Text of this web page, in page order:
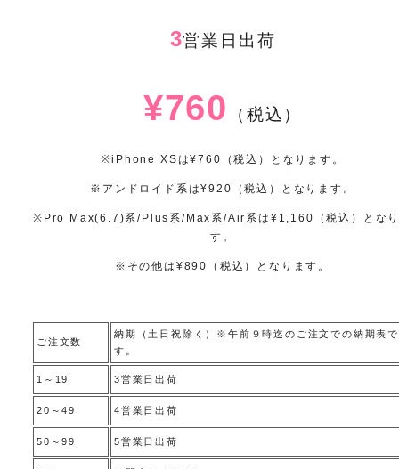
3営業日出荷
¥760 （税込）
※iPhone XSは¥760（税込）となります。
※アンドロイド系は¥920（税込）となります。
※Pro Max(6.7)系/Plus系/Max系/Air系は¥1,160（税込）とな
す。
※その他は¥890（税込）となります。
ご注文数
納期（土日祝除く）※午前９時迄のご注文での納期表で
す。
1～19 3営業日出荷
20～49 4営業日出荷
50～99 5営業日出荷